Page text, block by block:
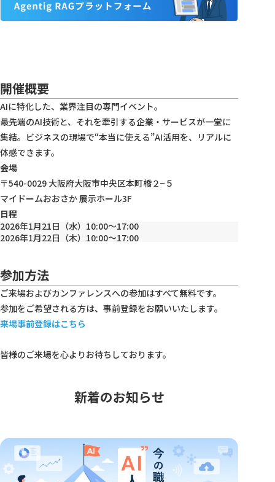
開催概要
AIに特化した、業界注目の専門イベント。
最先端のAI技術と、それを牽引する企業・サービスが一堂に
集結。ビジネスの現場で“本当に使える”AI活用を、リアルに
体感できます。
会場
〒540-0029 大阪府大阪市中央区本町橋２−５
マイドームおおさか 展示ホール3F
日程
2026年1月21日（水）10:00～17:00
2026年1月22日（木）10:00～17:00
参加方法
ご来場およびカンファレンスへの参加はすべて無料です。
参加をご希望される方は、事前登録をお願いいたします。
来場事前登録はこちら
皆様のご来場を心よりお待ちしております。
新着のお知らせ